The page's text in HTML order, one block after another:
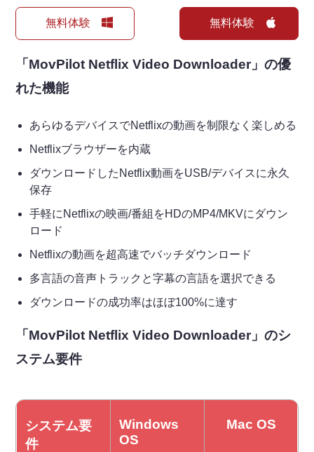
無料体験 無料体験
「MovPilot Netflix Video Downloader」の優
れた機能
あらゆるデバイスでNetflixの動画を制限なく楽しめる
Netflixブラウザーを内蔵
ダウンロードしたNetflix動画をUSB/デバイスに永久
保存
手軽にNetflixの映画/番組をHDのMP4/MKVにダウン
ロード
Netflixの動画を超高速でバッチダウンロード
多言語の音声トラックと字幕の言語を選択できる
ダウンロードの成功率はほぼ100%に達す
「MovPilot Netflix Video Downloader」のシ
ステム要件
システム要
件
Windows
OS
Mac OS